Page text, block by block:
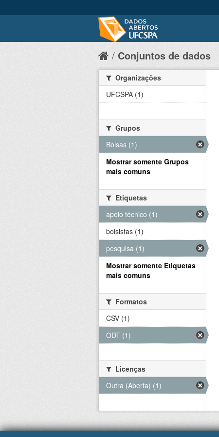
Conjuntos de dados
Organizações
UFCSPA (1)
Grupos
Bolsas (1)
Mostrar somente Grupos
mais comuns
Etiquetas
apoio técnico (1)
bolsistas (1)
pesquisa (1)
Mostrar somente Etiquetas
mais comuns
Formatos
CSV (1)
ODT (1)
Licenças
Outra (Aberta) (1)